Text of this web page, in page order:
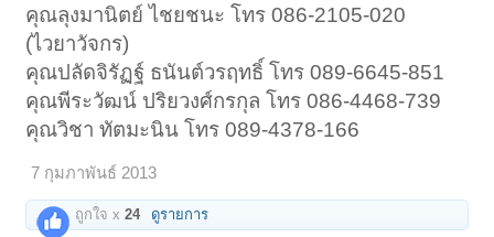
คุณลุงมานิตย์ ไชยชนะ โทร 086-2105-020
(ไวยาวัจกร)
คุณปลัดจิรัฏฐ์ ธนันต์วรฤทธิ์ โทร 089-6645-851
คุณพีระวัฒน์ ปริยวงศ์กรกุล โทร 086-4468-739
คุณวิชา ทัตมะนิน โทร 089-4378-166
7 กุมภาพันธ์ 2013
ถูกใจ x24 ดูรายการ